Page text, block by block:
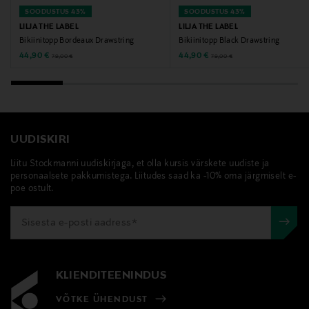
Digitaalne aadress
info@liljathelabel.com
lilja the label bikiinitopp
SOODUSTUS 43%
LILJA THE LABEL
Bikiinitopp Bordeaux Drawstring
Discounted Price
44,90 € Original Price
79,00 €
SOODUSTUS 43%
LILJA THE LABEL
Bikiinitopp Black Drawstring
Discounted Price
44,90 € Original Price
79,00 €
UUDISKIRI
Liitu Stockmanni uudiskirjaga, et olla kursis värskete uudiste ja
personaalsete pakkumistega. Liitudes saad ka -10% oma järgmiselt e-
poe ostult.
KLIENDITEENINDUS
VÕTKE ÜHENDUST